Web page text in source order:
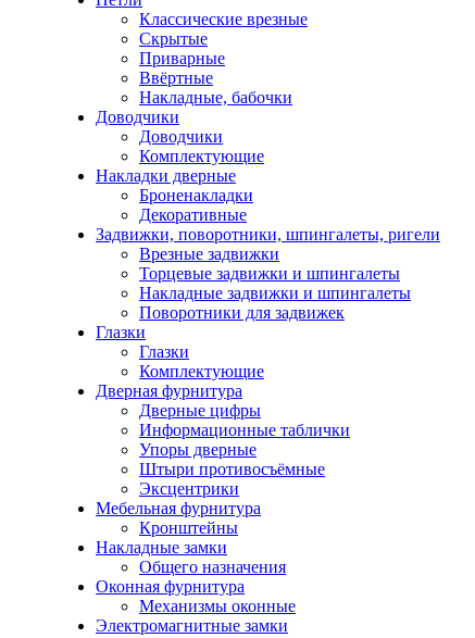
Классические врезные
Скрытые
Приварные
Ввёртные
Накладные, бабочки
Доводчики
Доводчики
Комплектующие
Накладки дверные
Броненакладки
Декоративные
Задвижки, поворотники, шпингалеты, ригели
Врезные задвижки
Торцевые задвижки и шпингалеты
Накладные задвижки и шпингалеты
Поворотники для задвижек
Глазки
Глазки
Комплектующие
Дверная фурнитура
Дверные цифры
Информационные таблички
Упоры дверные
Штыри противосъёмные
Эксцентрики
Мебельная фурнитура
Кронштейны
Накладные замки
Общего назначения
Оконная фурнитура
Механизмы оконные
Электромагнитные замки